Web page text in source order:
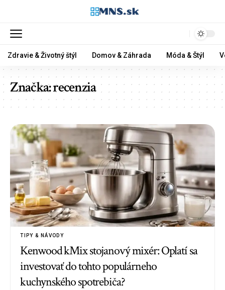
Zdravie & Životný štýl Domov & Záhrada Móda & Štýl
Značka:recenzia
TIPY & NÁVODY
Kenwood kMix stojanový mixér: Oplatí sa
investovať do tohto populárneho
kuchynského spotrebiča?